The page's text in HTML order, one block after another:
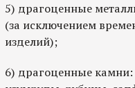
5) драгоценные
(за исключением
изделий);
6) драгоценные